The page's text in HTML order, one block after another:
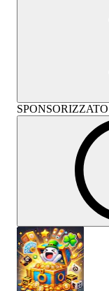
SPONSORIZZATO